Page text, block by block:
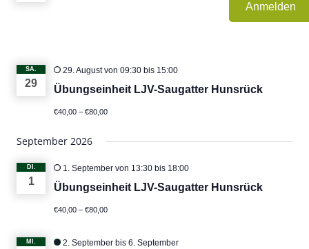
Anmelden
SA.
29
29. August von 09:30 bis 15:00
Übungseinheit LJV-Saugatter Hunsrück
€40,00 – €80,00
September 2026
DI.
1
1. September von 13:30 bis 18:00
Übungseinheit LJV-Saugatter Hunsrück
€40,00 – €80,00
MI. 2. September bis 6. September